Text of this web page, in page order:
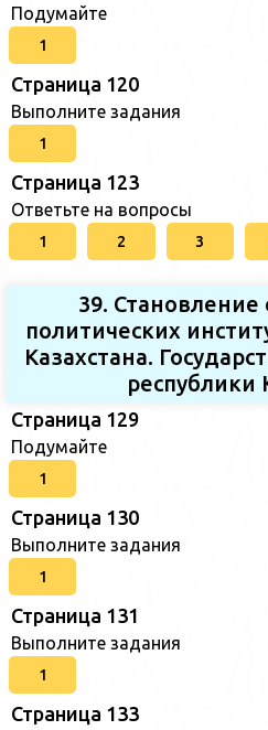
Подумайте
1
Страница 120
Выполните задания
1
Страница 123
Ответьте на вопросы
1 2 3
39.
политических
Казахстана.
республики
Страница 129
Подумайте
1
Страница 130
Выполните задания
1
Страница 131
Выполните задания
1
Страница 133